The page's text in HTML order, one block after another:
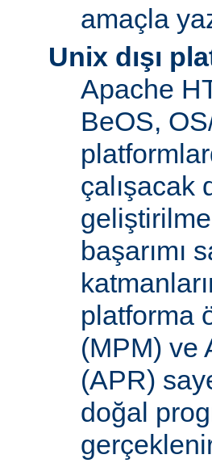
amaçla
Unix dışı
Apache
BeOS,
çalışacak
başarımı
platforma
(MPM) ve
(APR)
doğal